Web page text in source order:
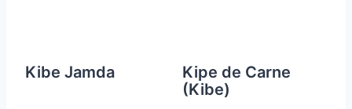
Kibe Jamda
Kipe de Carne
(Kibe)